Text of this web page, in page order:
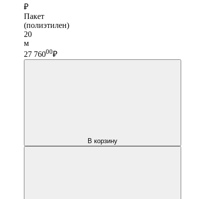
₽
Пакет
(полиэтилен)
20
м
27 76000₽
В корзину